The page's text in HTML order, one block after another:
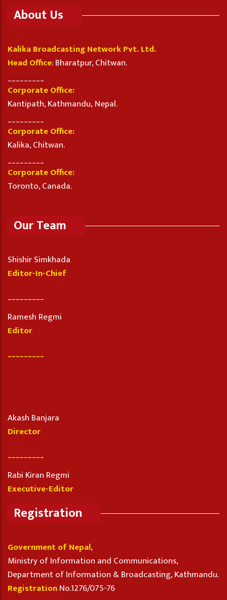
About Us
Kalika Broadcasting Network Pvt. Ltd.
Head Office: Bharatpur, Chitwan.
Corporate Office:
Kantipath, Kathmandu, Nepal.
Corporate Office:
Kalika, Chitwan.
Corporate Office:
Toronto, Canada.
Our Team
Shishir Simkhada
Editor-In-Chief
Ramesh Regmi
Editor
_________
Akash Banjara
Director
_________
Rabi Kiran Regmi
Executive-Editor
Registration
Government of Nepal,
Ministry of Information and Communications,
Department of Information & Broadcasting, Kathmandu.
RegistrationNo.1276/075-76